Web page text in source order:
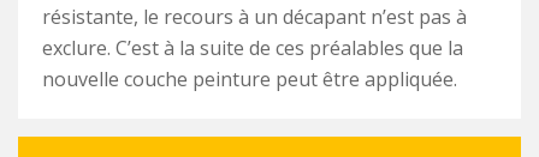
résistante, le recours à un décapant n’est pas à
exclure. C’est à la suite de ces préalables que la
nouvelle couche peinture peut être appliquée.